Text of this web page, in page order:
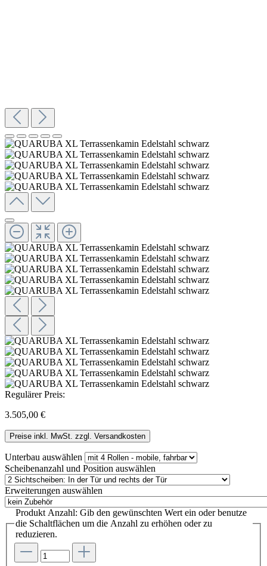
Regulärer Preis:
3.505,00 €
Preise inkl. MwSt. zzgl. Versandkosten
Unterbau auswählen
Scheibenanzahl und Position auswählen
Erweiterungen auswählen
Produkt Anzahl: Gib den gewünschten Wert ein oder benutze
die Schaltflächen um die Anzahl zu erhöhen oder zu
reduzieren.